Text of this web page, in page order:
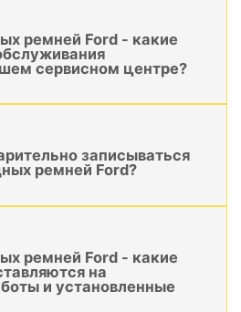
ремней Ford - какие
сервисном центре?
записываться
ремней Ford?
ремней Ford - какие
на
и установленные